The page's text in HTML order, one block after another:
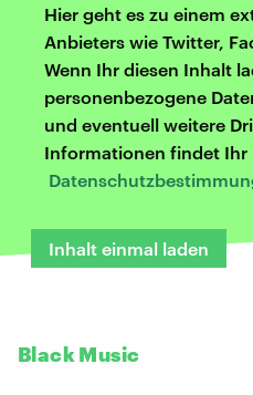
Hier geht es zu einem
Anbieters wie Twitter,
Wenn Ihr diesen Inhalt
personenbezogene
und eventuell weitere
Informationen findet Ihr
Inhalt einmal laden
Black Music